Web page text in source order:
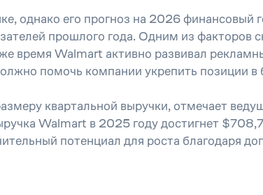
однако его прогноз на 2026 финансовый
прошлого года. Одним из факторов
время Walmart активно развивал
помочь компании укрепить позиции
квартальной выручки, отмечает
Walmart в 2025 году достигнет
потенциал для роста благодаря